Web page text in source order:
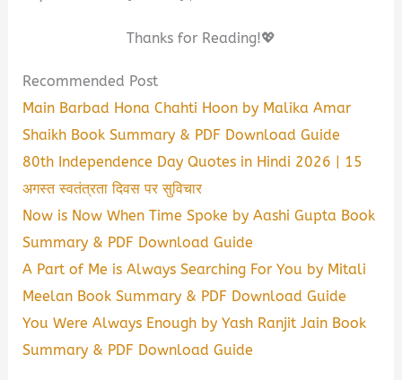
Thanks for Reading!💖
Recommended Post
Main Barbad Hona Chahti Hoon by Malika Amar
Shaikh Book Summary & PDF Download Guide
80th Independence Day Quotes in Hindi 2026 | 15
अगस्त स्वतंत्रता दिवस पर सुविचार
Now is Now When Time Spoke by Aashi Gupta Book
Summary & PDF Download Guide
A Part of Me is Always Searching For You by Mitali
Meelan Book Summary & PDF Download Guide
You Were Always Enough by Yash Ranjit Jain Book
Summary & PDF Download Guide